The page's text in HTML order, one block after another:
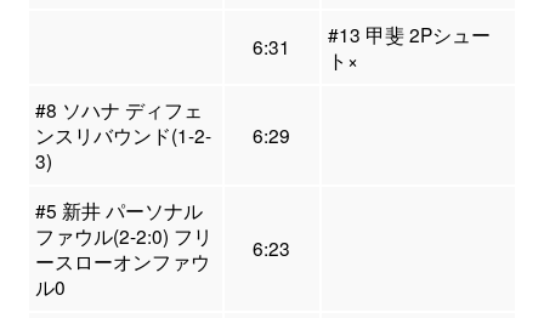
6:31
#13 甲斐 2Pシュー
ト×
#8 ソハナ ディフェ
ンスリバウンド(1-2-
3)
6:29
#5 新井 パーソナル
ファウル(2-2:0) フリ
ースローオンファウ
ル0
6:23